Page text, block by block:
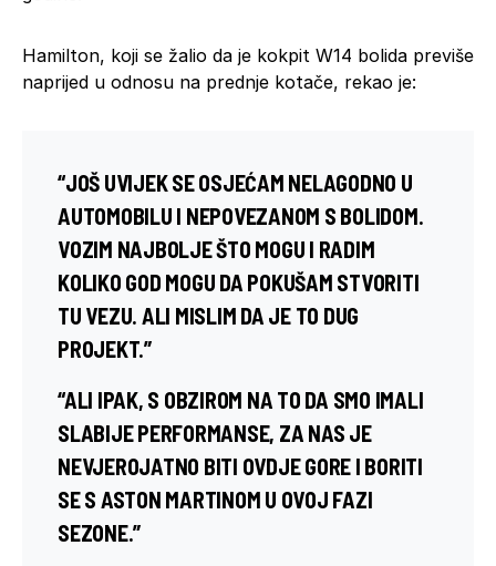
Hamilton, koji se žalio da je kokpit W14 bolida previše
naprijed u odnosu na prednje kotače, rekao je:
“JOŠ UVIJEK SE OSJEĆAM NELAGODNO U
AUTOMOBILU I NEPOVEZANOM S BOLIDOM.
VOZIM NAJBOLJE ŠTO MOGU I RADIM
KOLIKO GOD MOGU DA POKUŠAM STVORITI
TU VEZU. ALI MISLIM DA JE TO DUG
PROJEKT.”
“ALI IPAK, S OBZIROM NA TO DA SMO IMALI
SLABIJE PERFORMANSE, ZA NAS JE
NEVJEROJATNO BITI OVDJE GORE I BORITI
SE S ASTON MARTINOM U OVOJ FAZI
SEZONE.”